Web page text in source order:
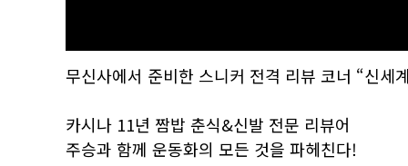
무신사에서 준비한 스니커 전격 리뷰 코너 “신세
카시나 11년 짬밥 춘식&신발 전문 리뷰어
주승과 함께 운동화의 모든 것을 파헤친다!